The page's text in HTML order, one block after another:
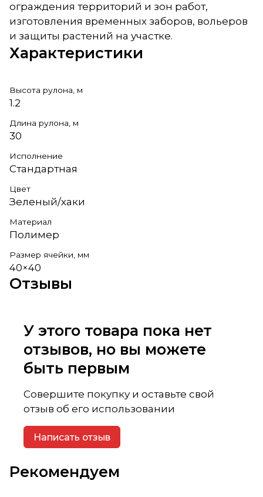
ограждения территорий и зон работ,
изготовления временных заборов, вольеров
и защиты растений на участке.
Характеристики
Высота рулона, м
1.2
Длина рулона, м
30
Исполнение
Стандартная
Цвет
Зеленый/хаки
Материал
Полимер
Размер ячейки, мм
40×40
Отзывы
У этого товара пока нет
отзывов, но вы можете
быть первым
Совершите покупку и оставьте свой
отзыв об его использовании
Написать отзыв
Рекомендуем